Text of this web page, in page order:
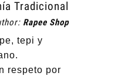
Tradicional
Rapee Shop
tepi y
respeto por